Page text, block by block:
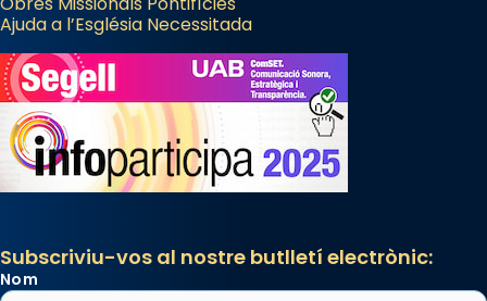
Ajuda a l’Església Necessitada
Subscriviu-vos al nostre butlletí electrònic:
Nom